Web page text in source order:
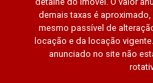
demais taxas é
mesmo passível de
locação e da locação
anunciado no site não